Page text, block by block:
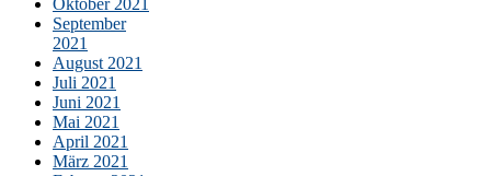
September
2021
August 2021
Juli 2021
Juni 2021
Mai 2021
April 2021
März 2021